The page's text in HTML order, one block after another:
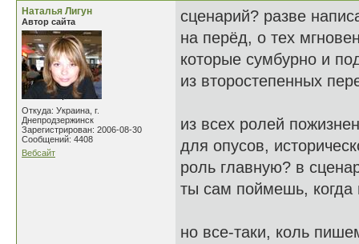
Наталья Лигун
Автор сайта
Откуда: Украина, г.
Днепродзержинск
Зарегистрирован: 2006-08-30
Сообщений: 4408
Вебсайт
сценарий? разве
на перёд, о тех
которые сумбурно и
из второстепенных
из всех ролей
для опусов,
роль главную? в
ты сам поймешь,
но все-таки, коль